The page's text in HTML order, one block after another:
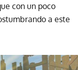
con un poco
a este